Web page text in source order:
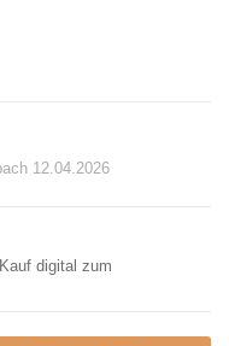
12.04.2026
digital zum